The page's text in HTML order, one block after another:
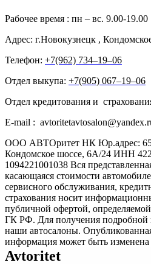
Рабочее время : пн – вс. 9.00-19.00
Адрес: г.Новокузнецк ,
Телефон: +7(962) 734‒19‒06
Отдел выкупа: +7(905) 067‒19‒06
Отдел кредитования и
E-mail :
ООО АВТОритет НК Юр.адрес:
Кондомское шоссе, 6А/24 ИНН
1094221001038 Вся
касающаяся стоимости
сервисного обслуживания,
страхования носит
публичной офертой,
ГК РФ. Для получения подробной
наши автосалоны.
информация может быть
Avtoritet